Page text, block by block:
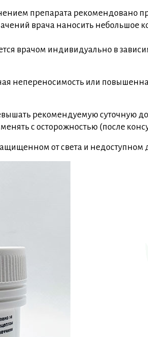
препарата рекомендовано
врача наносить небольшое
врачом индивидуально в
непереносимость или
рекомендуемую суточную
с осторожностью (после
от света и недоступном